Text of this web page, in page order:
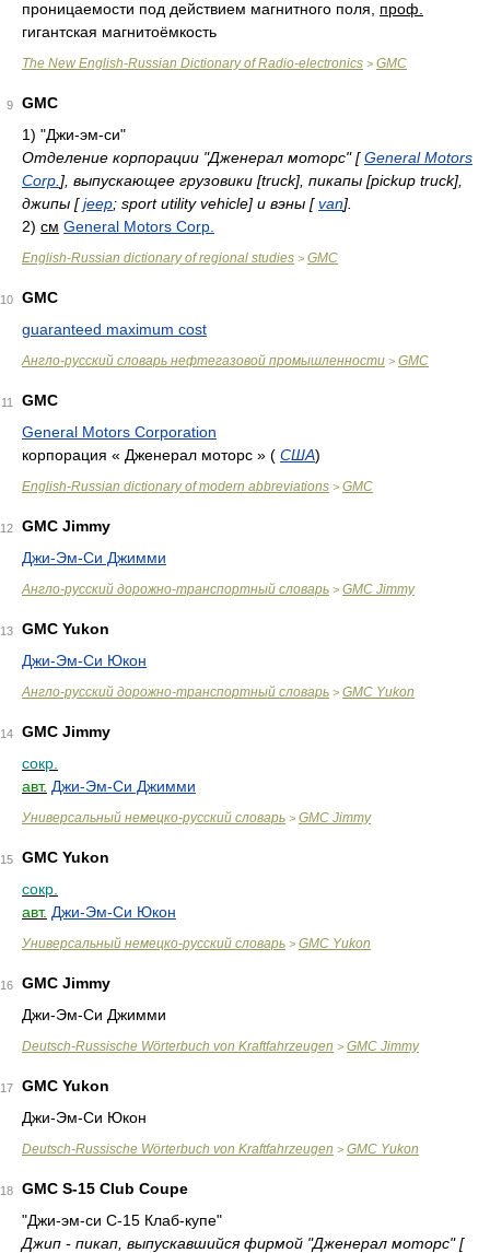
проницаемости под действием магнитного поля, проф.
гигантская магнитоёмкость
The New English-Russian Dictionary of Radio-electronics > GMC
9
GMC
1) "Джи-эм-си"
Отделение корпорации "Дженерал моторс" [General Motors
Corp. ], выпускающее грузовики [truck], пикапы [pickup truck],
джипы [jeep; sport utility vehicle] и вэны [van].
2) см General Motors Corp.
English-Russian dictionary of regional studies > GMC
10
GMC
guaranteed maximum cost
Англо-русский словарь нефтегазовой промышленности > GMC
11
GMC
General Motors Corporation
корпорация « Дженерал моторс » ( США)
English-Russian dictionary of modern abbreviations > GMC
12
GMC Jimmy
Джи-Эм-Си Джимми
Англо-русский дорожно-транспортный словарь > GMC Jimmy
13
GMC Yukon
Джи-Эм-Си Юкон
Англо-русский дорожно-транспортный словарь > GMC Yukon
14
GMC Jimmy
сокр.
авт. Джи-Эм-Си Джимми
Универсальный немецко-русский словарь > GMC Jimmy
15
GMC Yukon
сокр.
авт. Джи-Эм-Си Юкон
Универсальный немецко-русский словарь > GMC Yukon
16
GMC Jimmy
Джи-Эм-Си Джимми
Deutsch-Russische Wörterbuch von Kraftfahrzeugen > GMC Jimmy
17
GMC Yukon
Джи-Эм-Си Юкон
Deutsch-Russische Wörterbuch von Kraftfahrzeugen > GMC Yukon
18
GMC S-15 Club Coupe
"Джи-эм-си С-15 Клаб-купе"
Джип - пикап, выпускавшийся фирмой "Дженерал моторс" [